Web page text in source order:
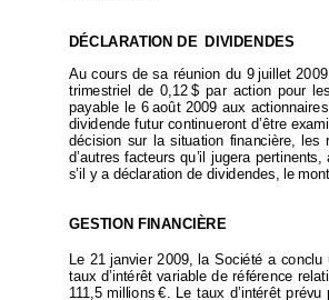
DÉCLARATION DE  DIVIDENDES
Au cours de sa réunion du 9 juillet
trimestriel de 0,12 $ par action pour
payable le 6 août 2009 aux
dividende futur continueront d’être
décision sur la situation financière, les
d’autres facteurs qu’il jugera pertinents,
s’il y a déclaration de dividendes, le
GESTION FINANCIÈRE
Le 21 janvier 2009, la Société a conclu
taux d’intérêt variable de référence
111,5 millions €. Le taux d’intérêt prévu